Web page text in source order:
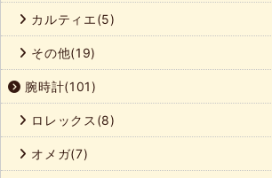
カルティエ(5)
その他(19)
腕時計(101)
ロレックス(8)
オメガ(7)